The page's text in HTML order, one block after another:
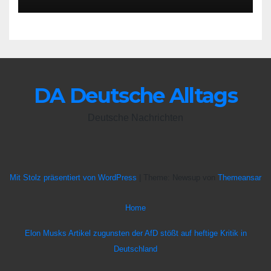
DA Deutsche Alltags
Mit Stolz präsentiert von WordPress Themeansar
Home
Elon Musks Artikel zugunsten der AfD stößt auf heftige Kritik in
Deutschland